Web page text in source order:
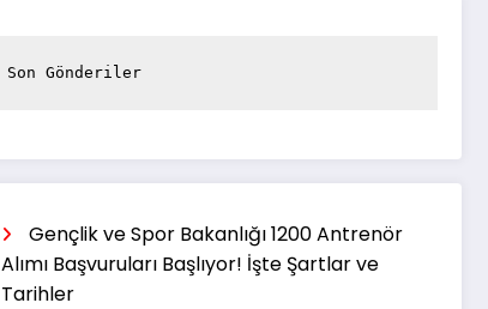
Son Gönderiler
Gençlik ve Spor Bakanlığı 1200 Antrenör
Alımı Başvuruları Başlıyor! İşte Şartlar ve
Tarihler